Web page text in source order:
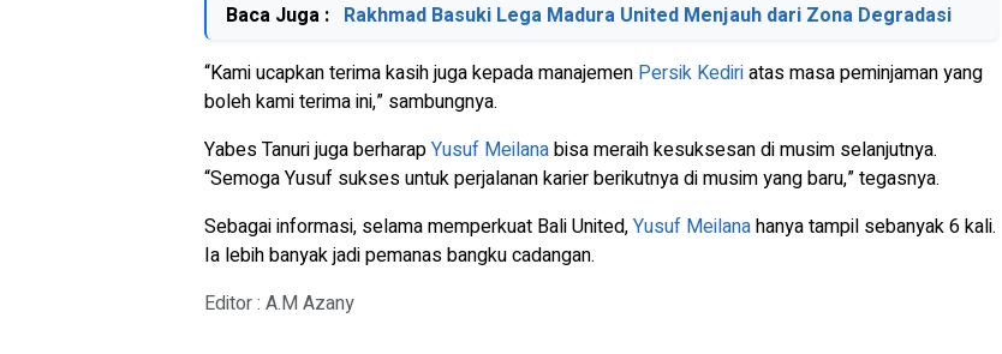
Baca Juga : Rakhmad Basuki Lega Madura United Menjauh dari Zona Degradasi
“Kami ucapkan terima kasih juga kepada manajemen Persik Kediriatas masa peminjaman yang
boleh kami terima ini,” sambungnya.
Yabes Tanuri juga berharapYusuf Meilanabisa meraih kesuksesan di musim selanjutnya.
“Semoga Yusuf sukses untuk perjalanan karier berikutnya di musim yang baru,” tegasnya.
Sebagai informasi, selama memperkuat Bali United,Yusuf Meilanahanya tampil sebanyak 6 kali.
Ia lebih banyak jadi pemanas bangku cadangan.
Editor : A.M Azany